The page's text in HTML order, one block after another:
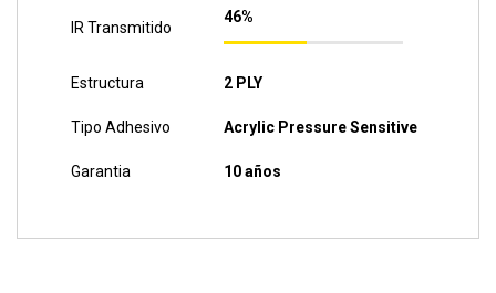
IR Transmitido
46%
Estructura 2 PLY
Tipo Adhesivo Acrylic Pressure Sensitive
Garantia 10 años